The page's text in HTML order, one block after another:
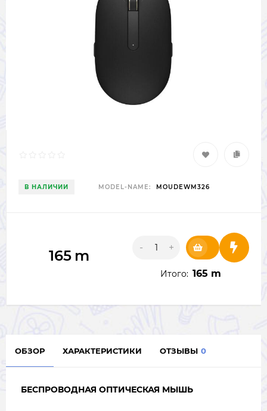
В НАЛИЧИИ MODEL-NAME: MOUDEWM326
165 m - +
Итого: 165 m
ОБЗОР ХАРАКТЕРИСТИКИ ОТЗЫВЫ 0
БЕСПРОВОДНАЯ ОПТИЧЕСКАЯ МЫШЬ